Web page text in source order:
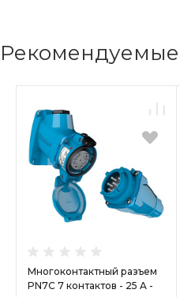
Многоконтактный разъем
PN7C 7 контактов - 25 A -